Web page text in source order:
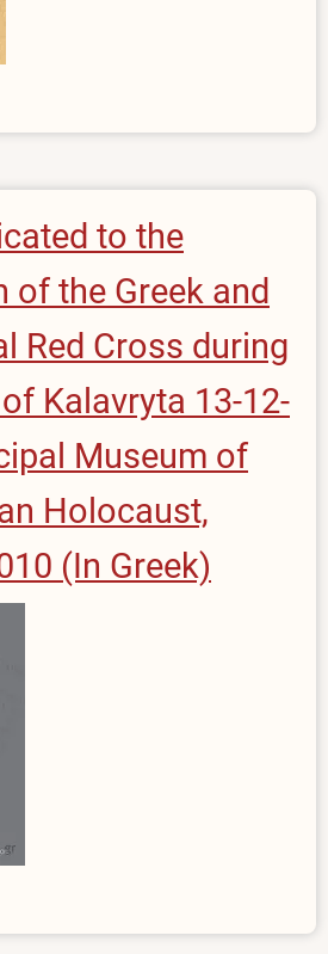
to the
of the Greek and
Red Cross during
Kalavryta 13-12-
Museum of
Holocaust,
(In Greek)